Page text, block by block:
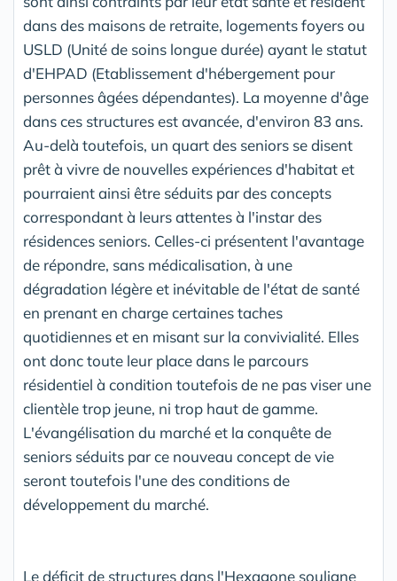
dans des maisons de retraite, logements foyers ou
USLD (Unité de soins longue durée) ayant le statut
d'EHPAD (Etablissement d'hébergement pour
personnes âgées dépendantes). La moyenne d'âge
dans ces structures est avancée, d'environ 83 ans.
Au-delà toutefois, un quart des seniors se disent
prêt à vivre de nouvelles expériences d'habitat et
pourraient ainsi être séduits par des concepts
correspondant à leurs attentes à l'instar des
résidences seniors. Celles-ci présentent l'avantage
de répondre, sans médicalisation, à une
dégradation légère et inévitable de l'état de santé
en prenant en charge certaines taches
quotidiennes et en misant sur la convivialité. Elles
ont donc toute leur place dans le parcours
résidentiel à condition toutefois de ne pas viser une
clientèle trop jeune, ni trop haut de gamme.
L'évangélisation du marché et la conquête de
seniors séduits par ce nouveau concept de vie
seront toutefois l'une des conditions de
développement du marché.
Le déficit de structures dans l'Hexagone souligne